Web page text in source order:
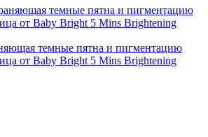
темные пятна и пигментацию
от Baby Bright 5 Mins Brightening